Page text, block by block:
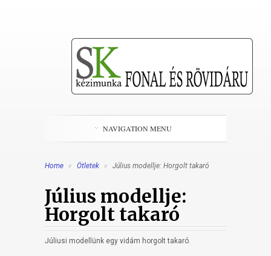
NAVIGATION MENU
Home » Ötletek » Július modellje: Horgolt takaró
Július modellje:
Horgolt takaró
Júliusi modellünk egy vidám horgolt takaró.